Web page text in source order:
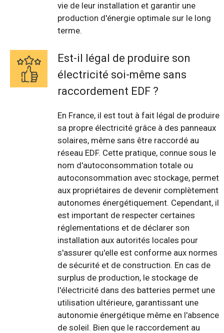
vie de leur installation et garantir une
production d'énergie optimale sur le long
terme.
Est-il légal de produire son
électricité soi-même sans
raccordement EDF ?
En France, il est tout à fait légal de produire
sa propre électricité grâce à des panneaux
solaires, même sans être raccordé au
réseau EDF. Cette pratique, connue sous le
nom d'autoconsommation totale ou
autoconsommation avec stockage, permet
aux propriétaires de devenir complètement
autonomes énergétiquement. Cependant, il
est important de respecter certaines
réglementations et de déclarer son
installation aux autorités locales pour
s'assurer qu'elle est conforme aux normes
de sécurité et de construction. En cas de
surplus de production, le stockage de
l'électricité dans des batteries permet une
utilisation ultérieure, garantissant une
autonomie énergétique même en l'absence
de soleil. Bien que le raccordement au